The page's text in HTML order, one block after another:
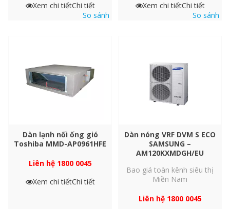
Lắp đặt linh hoạt
Tính linh hoạt của dòng máy giúp tiết kiệm thời gian khi duy trì
nhiều dàn lạnh cùng một lúc. Bằng việc lắp đặt ERV với các hộp
điều khiển thông nhau qua một đường ống duy nhất, các doanh
nghiệp có thể tối ưu chi phí và tiết kiệm không gian.
Xem chi tiếtChi tiết
So sánh
Xem chi tiếtChi tiết
So sánh
Dàn lạnh nối ống gió
Toshiba MMD-AP0961HFE
Liên hệ 1800 0045
Xem chi tiếtChi tiết
Dàn nóng VRF DVM S ECO
SAMSUNG –
AM120KXMDGH/EU
Bao giá toàn kênh siêu thị
Miền Nam
Liên hệ 1800 0045